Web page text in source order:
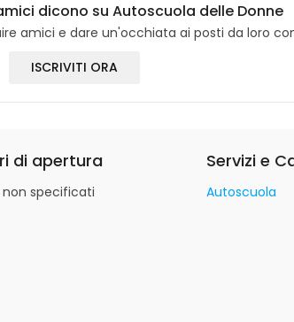
dicono su Autoscuola delle Donne
amici e dare un'occhiata ai posti da loro
ISCRIVITI ORA
di apertura
non specificati
Servizi e
Autoscuola